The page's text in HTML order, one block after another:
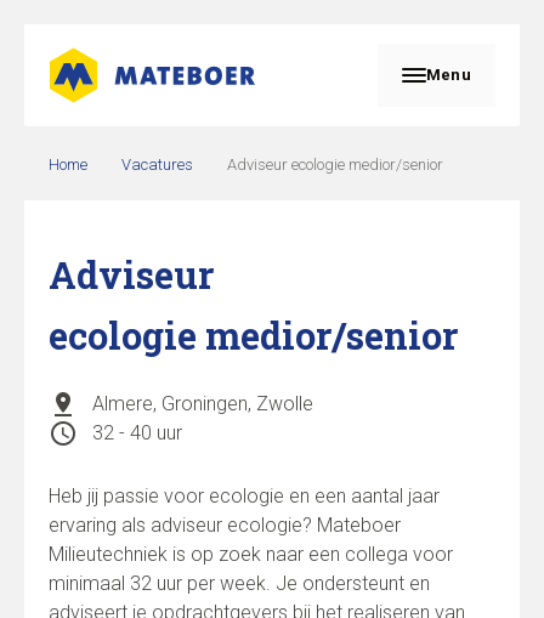
Menu
Home Vacatures Adviseur ecologie medior/senior
Adviseur
ecologie medior/senior
pin_drop Almere, Groningen, Zwolle
schedule 32 - 40 uur
Heb jij passie voor ecologie en een aantal jaar
ervaring als adviseur ecologie? Mateboer
Milieutechniek is op zoek naar een collega voor
minimaal 32 uur per week. Je ondersteunt en
adviseert je opdrachtgevers bij het realiseren van